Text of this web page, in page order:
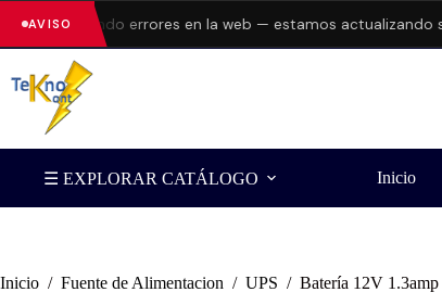
AVISO
presentando errores en la web — estamos actualizando
☰ EXPLORAR CATÁLOGO Inicio
Inicio / Fuente de Alimentacion / UPS / Batería 12V 1.3amp